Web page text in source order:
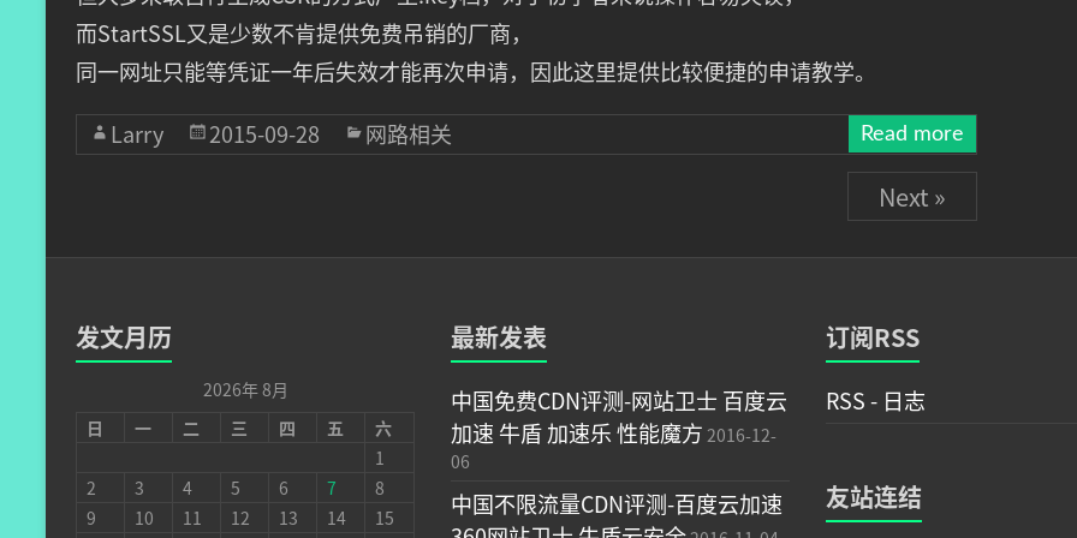
而StartSSL又是少数不肯提供免费吊销的厂商，
同一网址只能等凭证一年后失效才能再次申请，因此这里提供比较便捷的申请教学。
Larry
2015-09-28 网路相关 Read more
Next »
发文月历
2026年 8月
日
一 二 三 四 五
六
1
2
3 4 5 6 7
8
9
10 11 12 13 14
15
最新发表
中国免费CDN评测-网站卫士 百度云
加速 牛盾 加速乐 性能魔方 2016-12-
06
中国不限流量CDN评测-百度云加速
订阅RSS
RSS - 日志
友站连结